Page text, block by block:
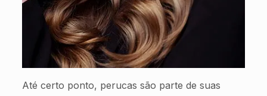
Até certo ponto, perucas são parte de suas